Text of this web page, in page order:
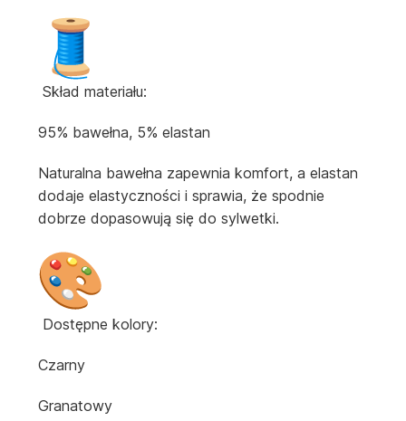
Skład materiału:
95% bawełna, 5% elastan
Naturalna bawełna zapewnia komfort, a elastan
dodaje elastyczności i sprawia, że spodnie
dobrze dopasowują się do sylwetki.
Dostępne kolory:
Czarny
Granatowy